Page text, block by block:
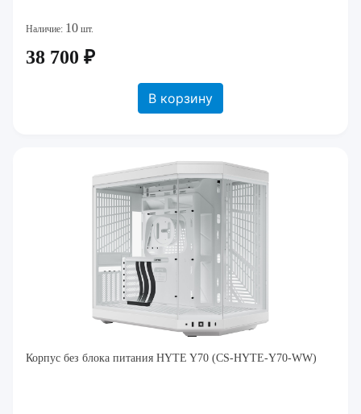
Наличие: 10 шт.
38 700 ₽
В корзину
Корпус без блока питания HYTE Y70 (CS-HYTE-Y70-WW)